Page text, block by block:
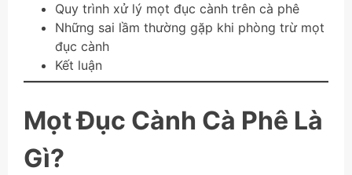
Quy trình xử lý mọt đục cành trên cà phê
Những sai lầm thường gặp khi phòng trừ mọt
đục cành
Kết luận
Mọt Đục Cành Cà Phê Là
Gì?